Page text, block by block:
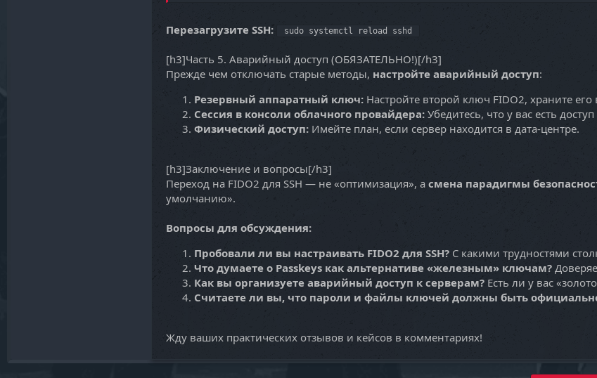
Перезагрузите SSH: sudo systemctl reload sshd
[h3]Часть 5. Аварийный доступ (ОБЯЗАТЕЛЬНО!)[/h3]
Прежде чем отключать старые методы, настройте аварийный доступ:
Резервный аппаратный ключ: Настройте второй ключ FIDO2, храните его
Сессия в консоли облачного провайдера: Убедитесь, что у вас есть
Физический доступ: Имейте план, если сервер находится в дата-центре.
[h3]Заключение и вопросы[/h3]
Переход на FIDO2 для SSH — не «оптимизация», а смена парадигмы
умолчанию».
Вопросы для обсуждения:
Пробовали ли вы настраивать FIDO2 для SSH? С какими трудностями
Что думаете о Passkeys как альтернативе «железным» ключам?
Как вы организуете аварийный доступ к серверам? Есть ли у вас
Считаете ли вы, что пароли и файлы ключей должны быть
Жду ваших практических отзывов и кейсов в комментариях!